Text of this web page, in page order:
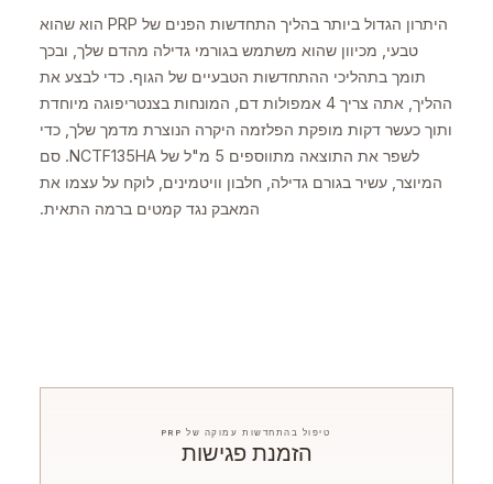
היתרון הגדול ביותר בהליך התחדשות הפנים של PRP הוא שהוא
טבעי, מכיוון שהוא משתמש בגורמי גדילה מהדם שלך, ובכך
תומך בתהליכי ההתחדשות הטבעיים של הגוף. כדי לבצע את
ההליך, אתה צריך 4 אמפולות דם, המונחות בצנטריפוגה מיוחדת
ותוך כעשר דקות מופקת הפלזמה היקרה הנוצרת מדמך שלך, כדי
לשפר את התוצאה מתווספים 5 מ"ל של NCTF135HA. סם
המיוצר, עשיר בגורם גדילה, חלבון וויטמינים, לוקח על עצמו את
המאבק נגד קמטים ברמה התאית.
טיפול בהתחדשות עמוקה של PRP
הזמנת פגישות